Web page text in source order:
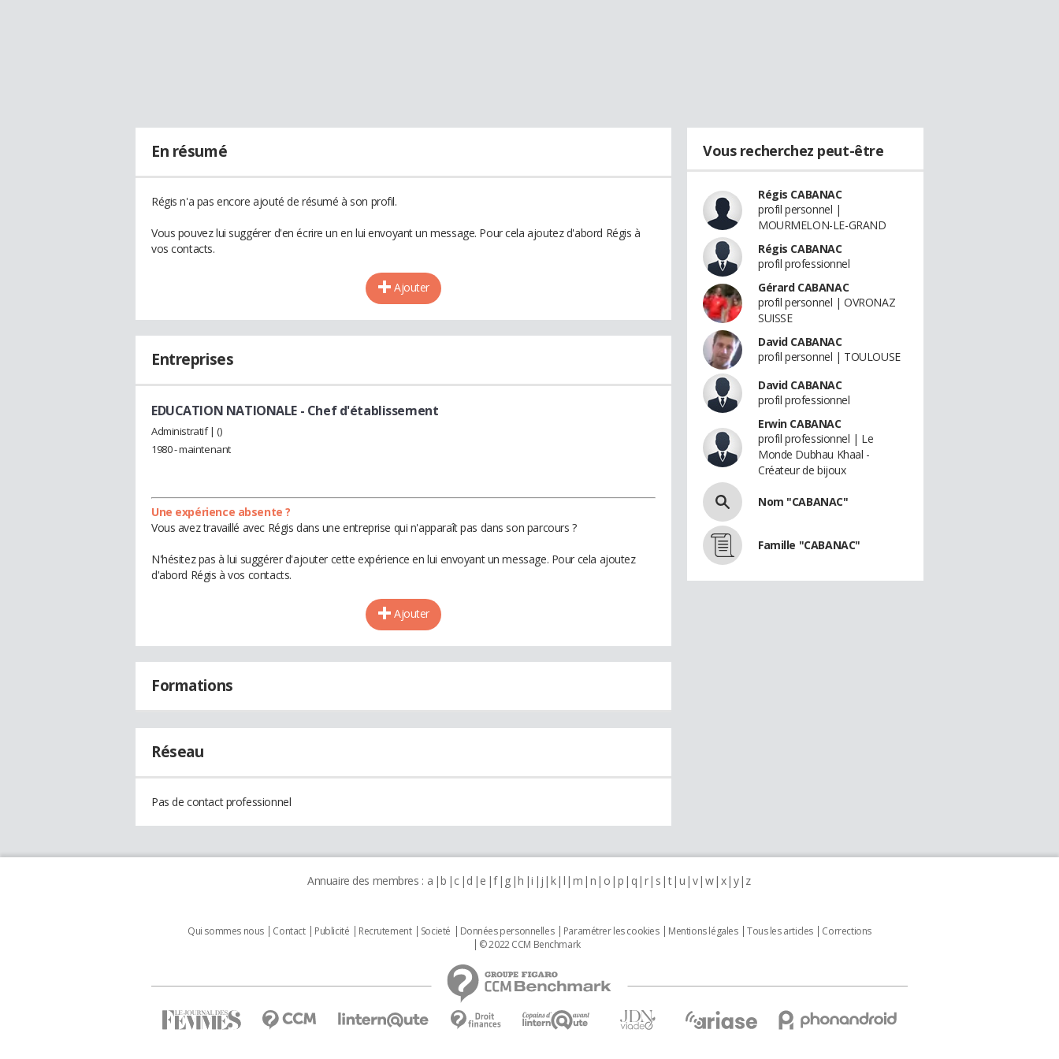
En résumé
Régis n'a pas encore ajouté de résumé à son profil.
Vous pouvez lui suggérer d'en écrire un en lui envoyant un message. Pour cela ajoutez d'abord Régis à
vos contacts.
Ajouter
Entreprises
EDUCATION NATIONALE - Chef d'établissement
Administratif | ()
1980 - maintenant
Une expérience absente ?
Vous avez travaillé avec Régis dans une entreprise qui n'apparaît pas dans son parcours ?
N'hésitez pas à lui suggérer d'ajouter cette expérience en lui envoyant un message. Pour cela ajoutez
d'abord Régis à vos contacts.
Ajouter
Formations
Réseau
Pas de contact professionnel
Vous recherchez peut-être
Régis CABANAC
profil personnel |
MOURMELON-LE-GRAND
Régis CABANAC
profil professionnel
Gérard CABANAC
profil personnel | OVRONAZ
SUISSE
David CABANAC
profil personnel | TOULOUSE
David CABANAC
profil professionnel
Erwin CABANAC
profil professionnel | Le
Monde Dubhau Khaal -
Créateur de bijoux
Nom "CABANAC"
Famille "CABANAC"
Annuaire des membres : a b c d e f g h i j k l m n o p q r s t u v w x y z
Qui sommes nous Contact Publicité Recrutement Societé Données personnelles Paramétrer les cookies Mentions légales Tous les articles
Corrections
© 2022 CCM Benchmark